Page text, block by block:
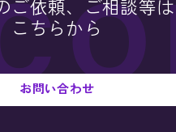
ご依頼、ご相談等は
こちらから
お問い合わせ